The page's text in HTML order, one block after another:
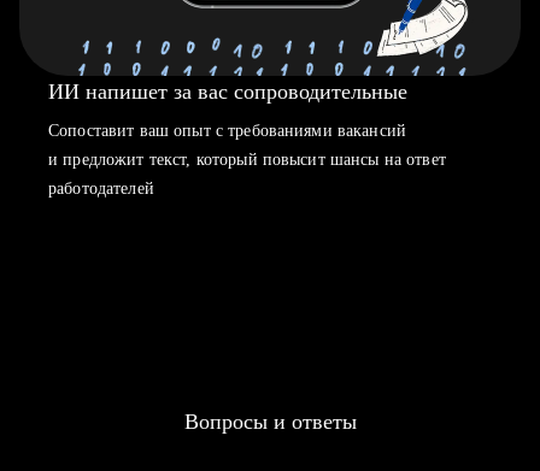
ИИ напишет за вас сопроводительные
Сопоставит ваш опыт с требованиями вакансий
и предложит текст, который повысит шансы на ответ
работодателей
Вопросы и ответы